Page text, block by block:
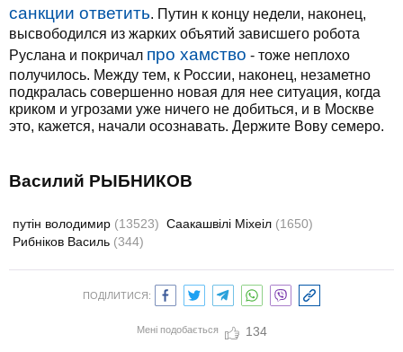
санкции ответить. Путин к концу недели, наконец,
высвободился из жарких объятий зависшего робота
Руслана и покричал про хамство - тоже неплохо
получилось. Между тем, к России, наконец, незаметно
подкралась совершенно новая для нее ситуация, когда
криком и угрозами уже ничего не добиться, и в Москве
это, кажется, начали осознавать. Держите Вову семеро.
Василий РЫБНИКОВ
путін володимир (13523) Саакашвілі Міхеіл (1650)
Рибніков Василь (344)
ПОДІЛИТИСЯ:
Мені подобається 134